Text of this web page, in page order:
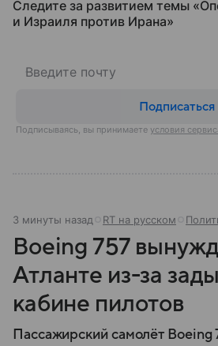
Следите за развитием темы
и Израиля против Ирана»
Подписаться
Подписываясь, вы принимаете условия
3 минуты назад RT на русском
Boeing 757
Атланте из-за
кабине пилотов
Пассажирский самолёт Boeing